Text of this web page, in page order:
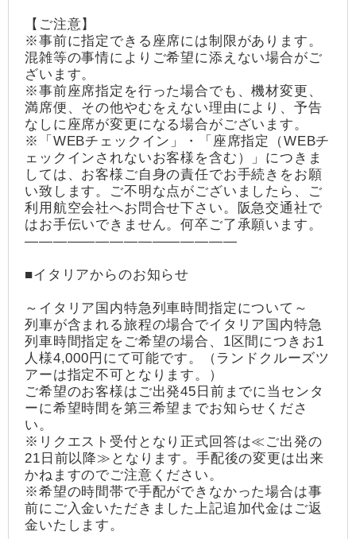
【ご注意】
※事前に指定できる座席には制限があります。
混雑等の事情によりご希望に添えない場合がご
ざいます。
※事前座席指定を行った場合でも、機材変更、
満席便、その他やむをえない理由により、予告
なしに座席が変更になる場合がございます。
※「WEBチェックイン」・「座席指定（WEBチ
ェックインされないお客様を含む）」につきま
しては、お客様ご自身の責任でお手続きをお願
い致します。ご不明な点がございましたら、ご
利用航空会社へお問合せ下さい。阪急交通社で
はお手伝いできません。何卒ご了承願います。
―――――――――――――――
■イタリアからのお知らせ
～イタリア国内特急列車時間指定について～
列車が含まれる旅程の場合でイタリア国内特急
列車時間指定をご希望の場合、1区間につきお1
人様4,000円にて可能です。（ランドクルーズツ
アーは指定不可となります。）
ご希望のお客様はご出発45日前までに当センタ
ーに希望時間を第三希望までお知らせくださ
い。
※リクエスト受付となり正式回答は≪ご出発の
21日前以降≫となります。手配後の変更は出来
かねますのでご注意ください。
※希望の時間帯で手配ができなかった場合は事
前にご入金いただきました上記追加代金はご返
金いたします。